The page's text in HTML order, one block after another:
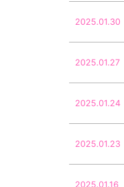
2025.01.30
2025.01.27
2025.01.24
2025.01.23
2025.01.16